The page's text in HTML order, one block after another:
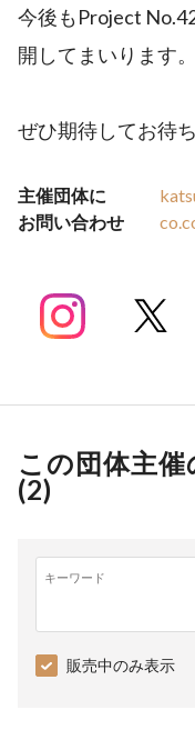
今後もProject
開してまいります。
ぜひ期待してお待
主催団体に
お問い合わせ
この団体主
(2)
キーワード
販売中のみ表示